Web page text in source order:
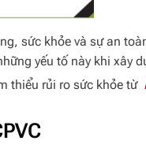
sức khỏe và sự an
yếu tố này khi xây
thiểu rủi ro sức khỏe từ